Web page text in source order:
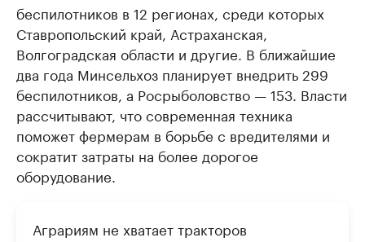
беспилотников в 12 регионах, среди которых
Ставропольский край, Астраханская,
Волгоградская области и другие. В ближайшие
два года Минсельхоз планирует внедрить 299
беспилотников, а Росрыболовство — 153. Власти
рассчитывают, что современная техника
поможет фермерам в борьбе с вредителями и
сократит затраты на более дорогое
оборудование.
Аграриям не хватает тракторов